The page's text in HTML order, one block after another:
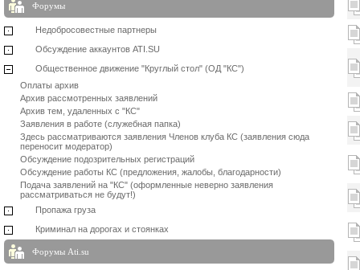
Форумы
Недобросовестные партнеры
Обсуждение аккаунтов ATI.SU
Общественное движение "Круглый стол" (ОД "КС")
Оплаты архив
Архив рассмотренных заявлений
Архив тем, удаленных с "КС"
Заявления в работе (служебная папка)
Здесь рассматриваются заявления Членов клуба КС (заявления сюда
переносит модератор)
Обсуждение подозрительных регистраций
Обсуждение работы КС (предложения, жалобы, благодарности)
Подача заявлений на "КС" (оформленные неверно заявления
рассматриваться не будут!)
Пропажа груза
Криминал на дорогах и стоянках
Форумы Ati.su